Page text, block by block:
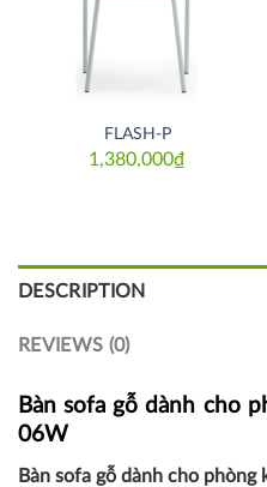
FLASH-P
1,380,000₫
DESCRIPTION
REVIEWS (0)
Bàn sofa gỗ dành cho
06W
Bàn sofa gỗ dành cho